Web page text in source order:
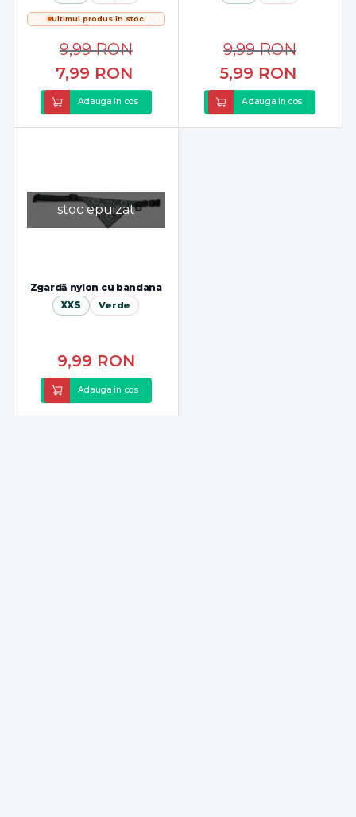
Ultimul produs în stoc
7,99 RON
9,99RON
Adauga in cos
5,99 RON
9,99RON
Adauga in cos
stoc epuizat
Zgardă nylon cu bandana
XXS Verde
9,99 RON
Adauga in cos